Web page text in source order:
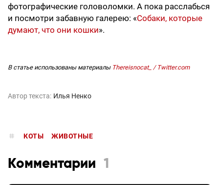
фотографические головоломки. А пока расслабься
и посмотри забавную галерею: «Собаки, которые
думают, что они кошки».
В статье использованы материалы Thereisnocat_ / Twitter.com
Автор текста: Илья Ненко
КОТЫ ЖИВОТНЫЕ
Комментарии 1